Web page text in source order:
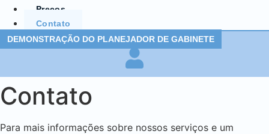
Preços
Contato
DEMONSTRAÇÃO DO PLANEJADOR DE GABINETE
Contato
Para mais informações sobre nossos serviços e um